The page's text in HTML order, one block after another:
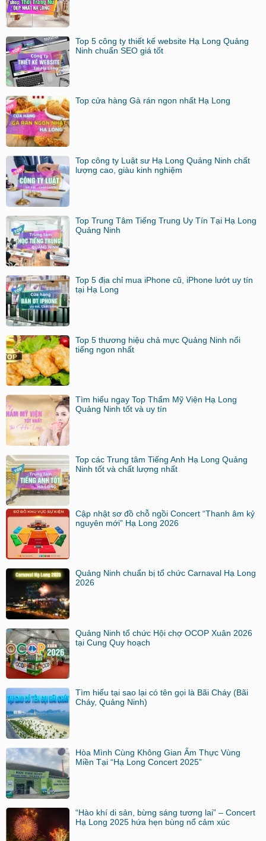
Top 5 công ty thiết kế website Hạ Long Quảng
Ninh chuẩn SEO giá tốt
Top cửa hàng Gà rán ngon nhất Hạ Long
Top công ty Luật sư Hạ Long Quảng Ninh chất
lượng cao, giàu kinh nghiệm
Top Trung Tâm Tiếng Trung Uy Tín Tại Hạ Long
Quảng Ninh
Top 5 địa chỉ mua iPhone cũ, iPhone lướt uy tín
tại Hạ Long
Top 5 thương hiệu chả mực Quảng Ninh nổi
tiếng ngon nhất
Tìm hiểu ngay Top Thẩm Mỹ Viện Hạ Long
Quảng Ninh tốt và uy tín
Top các Trung tâm Tiếng Anh Hạ Long Quảng
Ninh tốt và chất lượng nhất
Cập nhật sơ đồ chỗ ngồi Concert “Thanh âm kỷ
nguyên mới” Hạ Long 2026
Quảng Ninh chuẩn bị tổ chức Carnaval Hạ Long
2026
Quảng Ninh tổ chức Hội chợ OCOP Xuân 2026
tại Cung Quy hoạch
Tìm hiểu tại sao lại có tên gọi là Bãi Cháy (Bãi
Cháy, Quảng Ninh)
Hòa Mình Cùng Không Gian Ẩm Thực Vùng
Miền Tại “Hạ Long Concert 2025”
“Hào khí di sản, bừng sáng tương lai” – Concert
Hạ Long 2025 hứa hẹn bùng nổ cảm xúc